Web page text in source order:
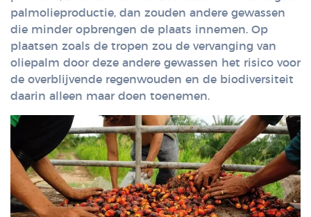
palmolieproductie, dan zouden andere gewassen
die minder opbrengen de plaats innemen. Op
plaatsen zoals de tropen zou de vervanging van
oliepalm door deze andere gewassen het risico voor
de overblijvende regenwouden en de biodiversiteit
daarin alleen maar doen toenemen.